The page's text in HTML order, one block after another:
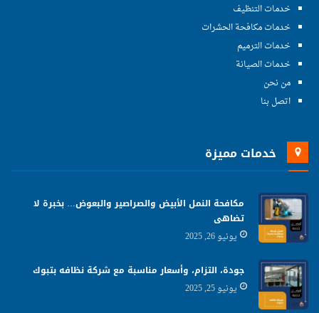
خدمات التنظيف
خدمات مكافحة الحشرات
خدمات الترميم
خدمات الصيانة
من نحن
اتصل بنا
خدمات مميزة
مكافحة النمل الأبيض والصراصير والبعوض… بخبرة لا
تضاهى
يونيو 26, 2025
جودة، التزام، وأسعار مناسبة مع شركة نظافه بتبوك
يونيو 25, 2025